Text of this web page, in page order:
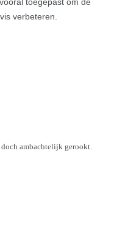
verbeteren.
ambachtelijk gerookt.